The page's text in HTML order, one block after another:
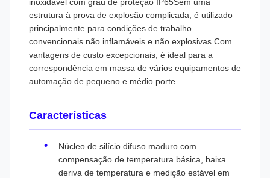
estrutura à prova de explosão complicada, é utilizado
principalmente para condições de trabalho
convencionais não inflamáveis e não explosivas.Com
vantagens de custo excepcionais, é ideal para a
correspondência em massa de vários equipamentos de
automação de pequeno e médio porte.
Características
Núcleo de silício difuso maduro com
compensação de temperatura básica, baixa
deriva de temperatura e medição estável em